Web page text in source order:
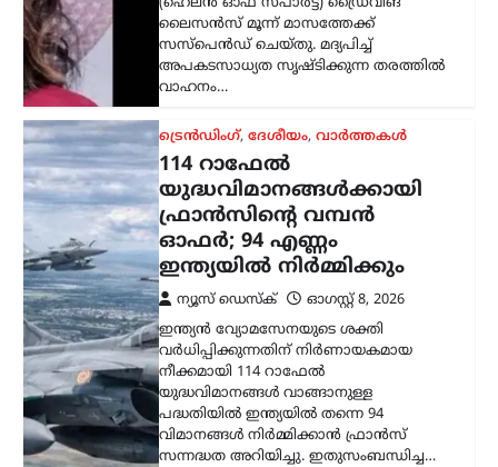
നീക്കമായി 114 റാഫേൽ
യുദ്ധവിമാനങ്ങൾ വാങ്ങാനുള്ള
പദ്ധതിയിൽ ഇന്ത്യയിൽ തന്നെ 94
വിമാനങ്ങൾ നിർമ്മിക്കാൻ ഫ്രാൻസ്
സന്നദ്ധത അറിയിച്ചു. ഇതുസംബന്ധിച്ച…
അന്താരാഷ്ട്രം,ട്രെൻഡിംഗ്,
ലേറ്റസ്റ്റ് ന്യൂസ്
ഇന്ത്യക്കും ചൈനക്കും
തിരിച്ചടി; റഷ്യൻ എണ്ണ
വാങ്ങുന്ന രാജ്യങ്ങൾക്ക്
100% വരെ തീരുവ;
നിർണായക ബില്ലിന്
യുഎസ് സെനറ്റ്
അംഗീകാരം
ന്യൂസ് ഡെസ്ക്
ഓഗസ്റ്റ്‌ 8, 2026
റഷ്യയിൽ നിന്ന് എണ്ണയും
പ്രകൃതിവാതകവും വാങ്ങുന്ന
രാജ്യങ്ങൾക്കെതിരെ കടുത്ത